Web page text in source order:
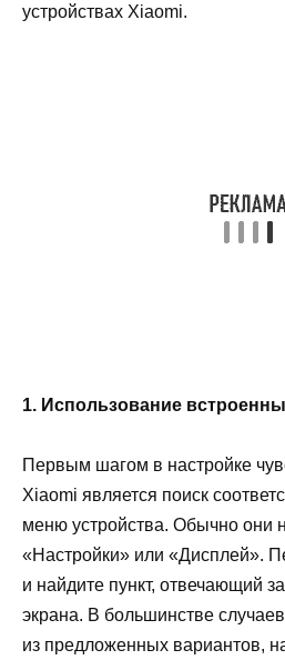
устройствах Xiaomi.
1. Использование
Первым шагом в настройке
Xiaomi является поиск
меню устройства. Обычно они
«Настройки» или «Дисплей».
и найдите пункт, отвечающий
экрана. В большинстве
из предложенных вариантов,